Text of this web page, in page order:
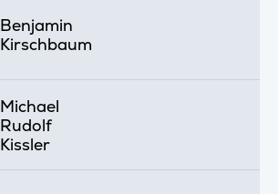
Benjamin
Kirschbaum
Michael
Rudolf
Kissler